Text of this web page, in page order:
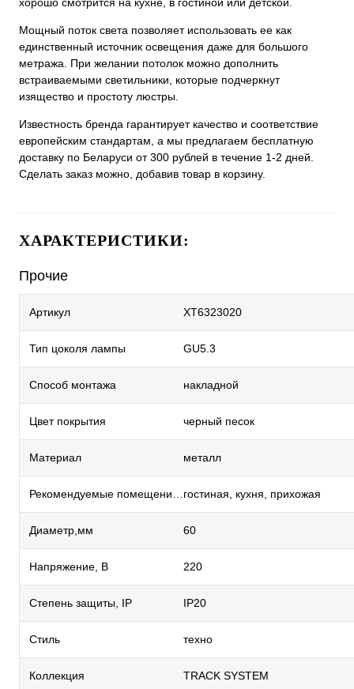
Мощный поток света позволяет использовать ее как
единственный источник освещения даже для большого
метража. При желании потолок можно дополнить
встраиваемыми светильники, которые подчеркнут
изящество и простоту люстры.
Известность бренда гарантирует качество и соответствие
европейским стандартам, а мы предлагаем бесплатную
доставку по Беларуси от 300 рублей в течение 1-2 дней.
Сделать заказ можно, добавив товар в корзину.
ХАРАКТЕРИСТИКИ:
Прочие
Артикул XT6323020
Тип цоколя лампы GU5.3
Способ монтажа накладной
Цвет покрытия черный песок
Материал металл
гостиная, кухня, прихожая
Диаметр,мм 60
Напряжение, В 220
Степень защиты, IP IP20
Стиль техно
Коллекция TRACK SYSTEM